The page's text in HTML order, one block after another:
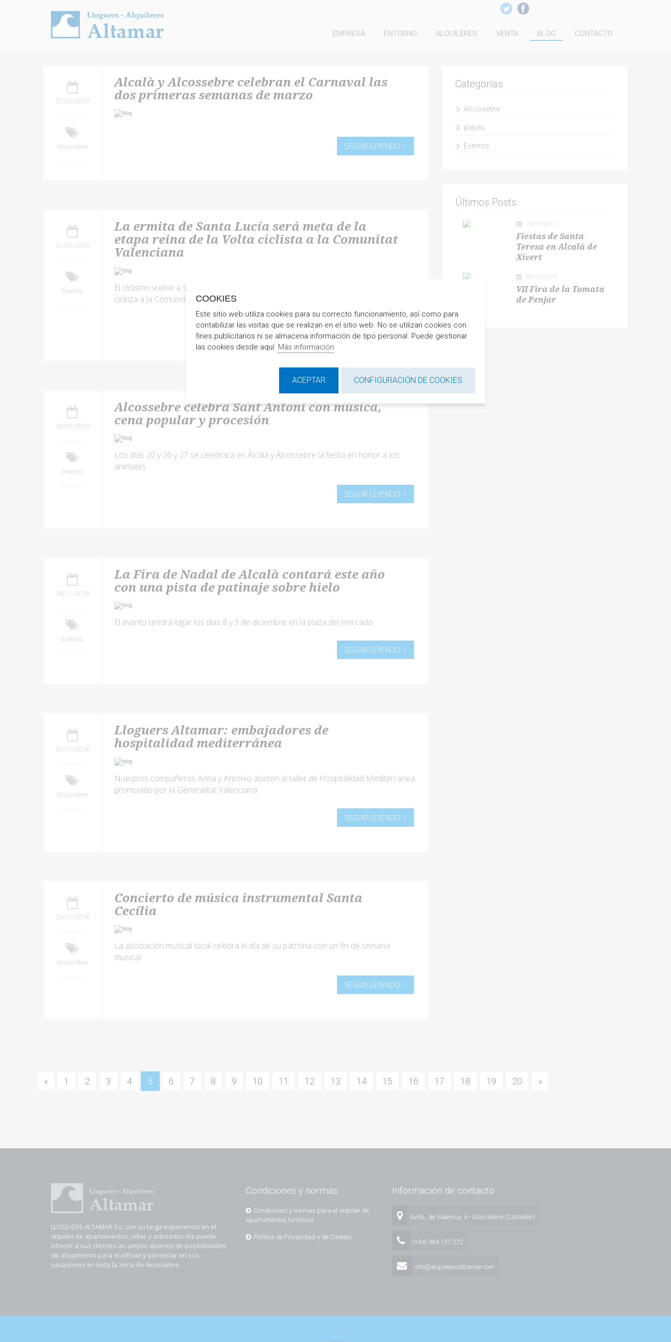
EMPRESA ENTORNO ALQUILERES VENTA BLOG CONTACTO
27/02/2019
Alcossebre
Alcalà y Alcossebre celebran el Carnaval las
dos primeras semanas de marzo
SEGUIR LEYENDO
31/01/2019
Eventos
La ermita de Santa Lucía será meta de la
etapa reina de la Volta ciclista a la Comunitat
Valenciana
El ciclismo vuelve a ser protagonista en Alcalà y Alcossebre con el paso de la vuelta
ciclista a la Comunidad Velenciana
SEGUIR LEYENDO
08/01/2019
Eventos
Alcossebre celebra Sant Antoni con música,
cena popular y procesión
Los días 20 y 26 y 27 se celebrará en Alcalà y Alcossebre la fiesta en honor a los
animales
SEGUIR LEYENDO
28/11/2018
Eventos
La Fira de Nadal de Alcalà contará este año
con una pista de patinaje sobre hielo
El evento tendrá lugar los días 8 y 9 de diciembre en la plaza del mercado
SEGUIR LEYENDO
27/11/2018
Alcossebre
Lloguers Altamar: embajadores de
hospitalidad mediterránea
Nuestros compañeros Anna y Antonio asisten al taller de Hospitalidad Mediterránea
promovido por la Generalitat Valenciana
SEGUIR LEYENDO
20/11/2018
Alcossebre
Concierto de música instrumental Santa
Cecília
La asociación musical local celebra el día de su patrona con un fin de semana
musical
SEGUIR LEYENDO
Categorías
Alcossebre
playas
Eventos
Últimos Posts
16/10/2019
Fiestas de Santa
Teresa en Alcalà de
Xivert
09/10/2019
VII Fira de la Tomata
de Penjar
« 1 2 3 4 5 6 7 8 9 10 11 12 13 14 15 16 17 18 19 20 »
LLOGUERS ALTAMAR S.L. con su larga experiencia en el
alquiler de apartamentos, villas y adosados les puede
ofrecer a sus clientes un amplio abanico de posibilidades
de alojamiento para el difrute y bienestar en sus
vacaciones en toda la zona de Alcossebre.
Condiciones y normas
Condiciones y normas para el alquiler de
apartamentos turísticos
Política de Privacidad y de Cookies
Información de contacto
Avda. de Valencia, 4 - Alcossebre (Castellón)
(+34) 964 157 272
info@alquileresaltamar.com
COOKIES
Este sitio web utiliza cookies para su correcto funcionamiento, así como para
contabilizar las visitas que se realizan en el sitio web. No se utilizan cookies con
fines publicitarios ni se almacena información de tipo personal. Puede gestionar
las cookies desde aquí. Más información
ACEPTAR CONFIGURACIÓN DE COOKIES